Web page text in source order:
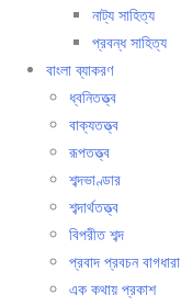
নাট্য সাহিত্য
প্রবন্ধ সাহিত্য
বাংলা ব্যাকরণ
ধ্বনিতত্ত্ব
বাক্যতত্ত্ব
রূপতত্ত্ব
শব্দভাণ্ডার
শব্দার্থতত্ত্ব
বিপরীত শব্দ
প্রবাদ প্রবচন বাগধারা
এক কথায় প্রকাশ